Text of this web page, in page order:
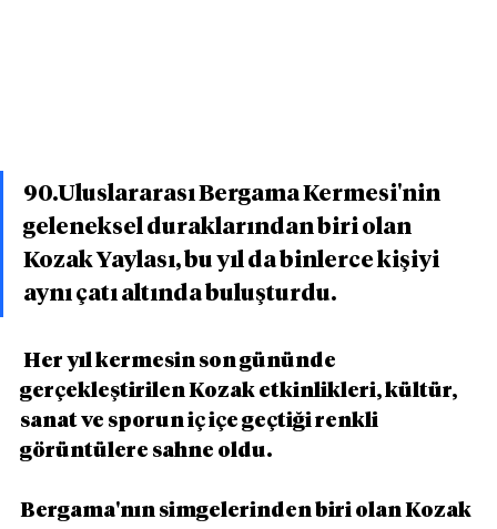
90.Uluslararası Bergama Kermesi'nin
geleneksel duraklarından biri olan
Kozak Yaylası, bu yıl da binlerce kişiyi
aynı çatı altında buluşturdu.
gerçekleştirilen Kozak etkinlikleri, kültür,
sanat ve sporun iç içe geçtiği renkli
görüntülere sahne oldu.
Bergama'nın simgelerinden biri olan Kozak